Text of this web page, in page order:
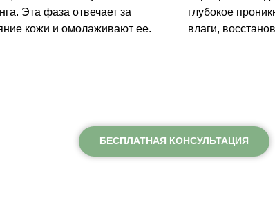
Эта фаза отвечает за
кожи и омолаживают ее.
глубокое
влаги,
БЕСПЛАТНАЯ КОНСУЛЬТАЦИЯ